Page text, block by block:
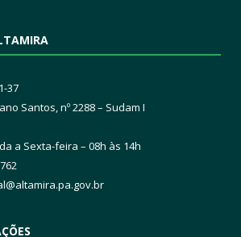
37
Santos, nº 2288 – Sudam I
a Sexta-feira – 08h às 14h
gov.br